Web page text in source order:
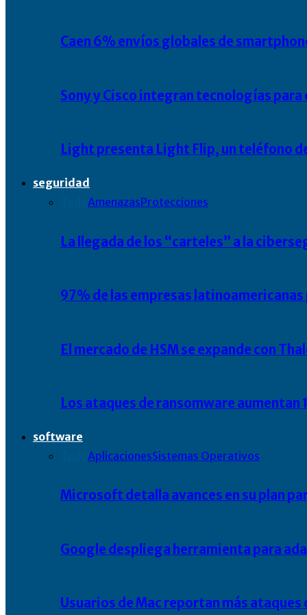
Caen 6% envíos globales de
Sony y Cisco integran tecnologías
Light presenta Light Flip, un teléfono
seguridad
AmenazasProtecciones
La llegada de los “carteles” a la
97% de las empresas
El mercado de HSM se expande con
Los ataques de ransomware
software
AplicacionesSistemas Operativos
Microsoft detalla avances en su plan
Google despliega herramienta para
Usuarios de Mac reportan más